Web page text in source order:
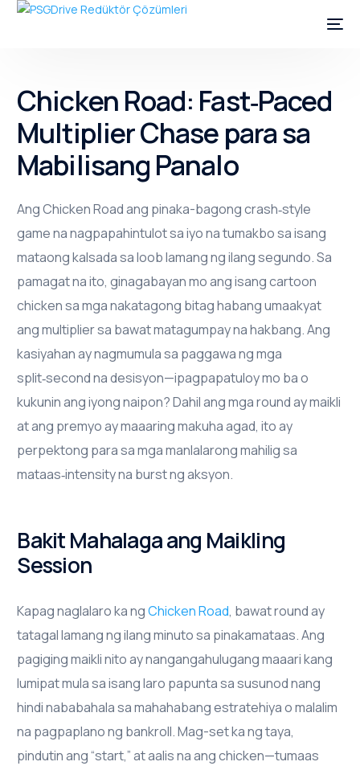
Chicken Road: Fast‑Paced
Multiplier Chase para sa
Mabilisang Panalo
Ang Chicken Road ang pinaka-bagong crash‑style
game na nagpapahintulot sa iyo na tumakbo sa isang
mataong kalsada sa loob lamang ng ilang segundo. Sa
pamagat na ito, ginagabayan mo ang isang cartoon
chicken sa mga nakatagong bitag habang umaakyat
ang multiplier sa bawat matagumpay na hakbang. Ang
kasiyahan ay nagmumula sa paggawa ng mga
split‑second na desisyon—ipagpapatuloy mo ba o
kukunin ang iyong naipon? Dahil ang mga round ay maikli
at ang premyo ay maaaring makuha agad, ito ay
perpektong para sa mga manlalarong mahilig sa
mataas‑intensity na burst ng aksyon.
Bakit Mahalaga ang Maikling
Session
Kapag naglalaro ka ngChicken Road, bawat round ay
tatagal lamang ng ilang minuto sa pinakamataas. Ang
pagiging maikli nito ay nangangahulugang maaari kang
lumipat mula sa isang laro papunta sa susunod nang
hindi nababahala sa mahahabang estratehiya o malalim
na pagpaplano ng bankroll. Mag-set ka ng taya,
pindutin ang “start,” at aalis na ang chicken—tumaas